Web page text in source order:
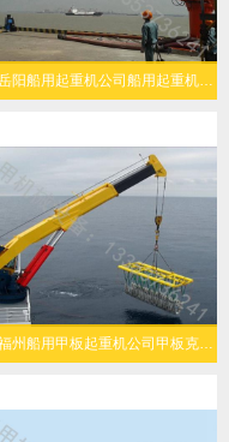
湖南岳阳船用起重机公司船用起重机高效作业
福建福州船用甲板起重机公司甲板克令吊工作效率高